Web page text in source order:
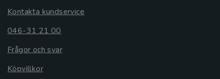
Kontakta kundservice
046-31 21 00
Frågor och svar
Köpvillkor